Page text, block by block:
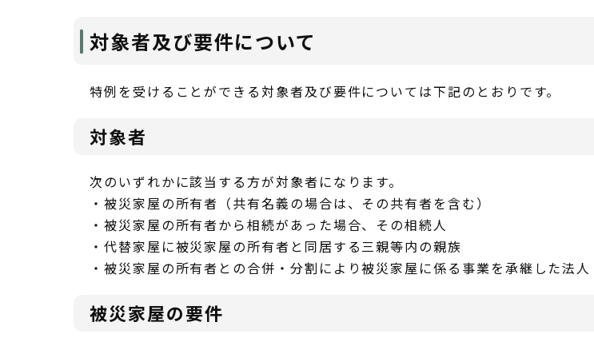
対象者及び要件について
特例を受けることができる対象者及び要件については下記のとおりです。
対象者
次のいずれかに該当する方が対象者になります。
・被災家屋の所有者（共有名義の場合は、その共有者を含む）
・被災家屋の所有者から相続があった場合、その相続人
・代替家屋に被災家屋の所有者と同居する三親等内の親族
・被災家屋の所有者との合併・分割により被災家屋に係る事業を承継した法人
被災家屋の要件